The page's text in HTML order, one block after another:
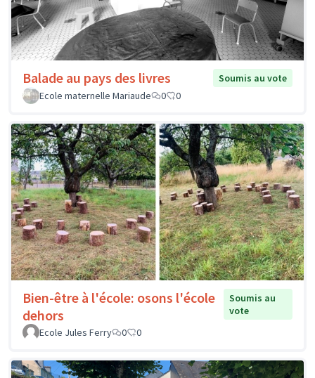
Balade au pays des livres
Soumis au vote
Ecole maternelle Mariaude
0 0
Bien-être à l'école: osons l'école
dehors
Soumis au
vote
Ecole Jules Ferry
0 0